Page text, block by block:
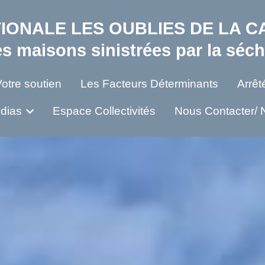
LES OUBLIES DE LA
maisons sinistrées par la
soutien Les Facteurs Déterminants
Espace Collectivités Nous Contacter/
LES OUBLIES DE LA
maisons sinistrées par la
soutien Les Facteurs Déterminants
Espace Collectivités Nous Contacter/